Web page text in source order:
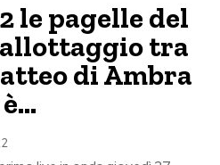
le pagelle del
tra
di Ambra